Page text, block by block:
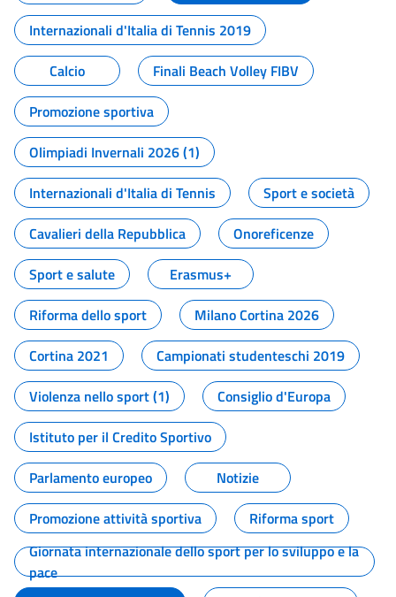
Internazionali d'Italia di Tennis 2019
Calcio
Finali Beach Volley FIBV
Promozione sportiva
Olimpiadi Invernali 2026 (1)
Internazionali d'Italia di Tennis
Sport e società
Cavalieri della Repubblica
Onoreficenze
Sport e salute
Erasmus+
Riforma dello sport
Milano Cortina 2026
Cortina 2021
Campionati studenteschi 2019
Violenza nello sport (1)
Consiglio d'Europa
Istituto per il Credito Sportivo
Parlamento europeo
Notizie
Promozione attività sportiva
Riforma sport
Giornata internazionale dello sport per lo sviluppo e la
pace